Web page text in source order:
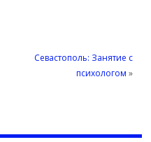
Севастополь: Занятие с
психологом »